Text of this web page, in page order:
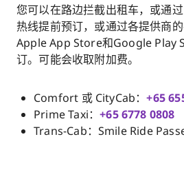
您可以在路边拦截出租车，或通
热线提前预订，或通过各提供商
Apple App Store和Google Play
订。可能会收取附加费。
Comfort 或 CityCab：+65
Prime Taxi：+65 6778 0808​
Trans-Cab：Smile Ride